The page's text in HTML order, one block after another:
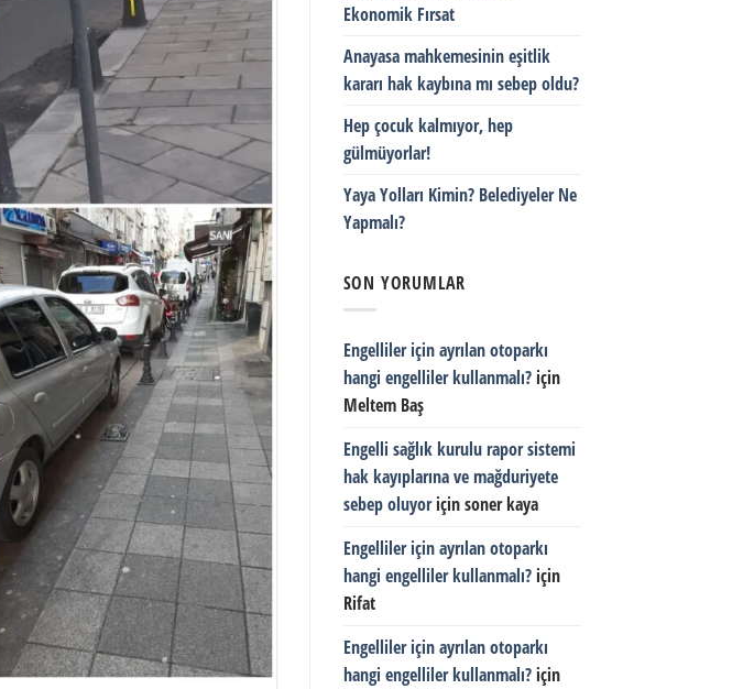
Ekonomik Fırsat
Anayasa mahkemesinin eşitlik
kararı hak kaybına mı sebep oldu?
Hep çocuk kalmıyor, hep
gülmüyorlar!
Yaya Yolları Kimin? Belediyeler Ne
Yapmalı?
SON YORUMLAR
Engelliler için ayrılan otoparkı
hangi engelliler kullanmalı?için
Meltem Baş
Engelli sağlık kurulu rapor sistemi
hak kayıplarına ve mağduriyete
sebep oluyoriçinsoner kaya
Engelliler için ayrılan otoparkı
hangi engelliler kullanmalı?için
Rifat
Engelliler için ayrılan otoparkı
hangi engelliler kullanmalı?için